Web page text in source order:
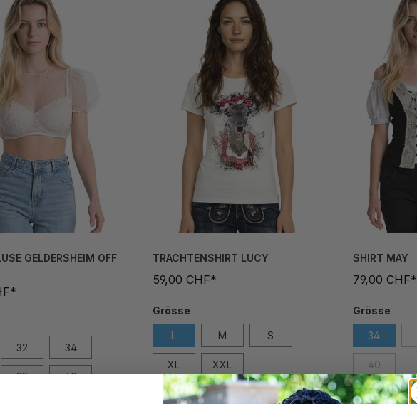
GELDERSHEIM OFF
32 34
38 40
TRACHTENSHIRT LUCY
59,00 CHF*
Grösse
L M S
XL XXL
SHIRT MAY
79,00 CHF*
Grösse
34
40